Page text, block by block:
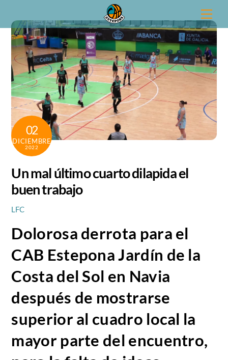
content
02
DICIEMBRE
2022
Un mal último cuarto dilapida el
buen trabajo
LFC
Dolorosa derrota para el
CAB Estepona Jardín de la
Costa del Sol en Navia
después de mostrarse
superior al cuadro local la
mayor parte del encuentro,